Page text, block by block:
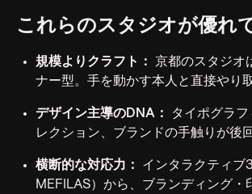
これらのスタジオが優れ
規模よりクラフト：
京都のスタジオ
ナー型。手を動かす本人と直接やり
デザイン主導のDNA：
タイポグラ
レクション、ブランドの手触りが後
横断的な対応力：
インタラクティブ
MEFILAS）から、ブランディング・